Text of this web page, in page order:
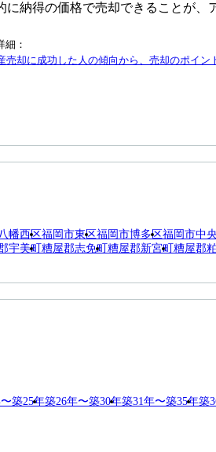
に納得の価格で売却できることが、
細：
売却に成功した人の傾向から、売却のポイン
幡西区福岡市東区福岡市博多区福岡市中
宇美町 糟屋郡志免町 糟屋郡新宮町 糟屋郡粕
築25年築26年〜築30年築31年〜築35年築